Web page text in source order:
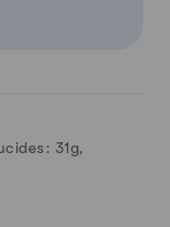
31 g,